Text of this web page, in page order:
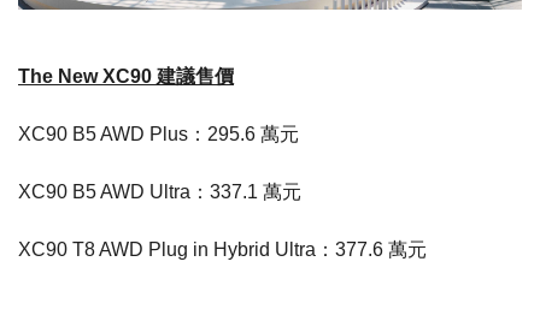
The New XC90 建議售價
XC90 B5 AWD Plus：295.6 萬元
XC90 B5 AWD Ultra：337.1 萬元
XC90 T8 AWD Plug in Hybrid Ultra：377.6 萬元